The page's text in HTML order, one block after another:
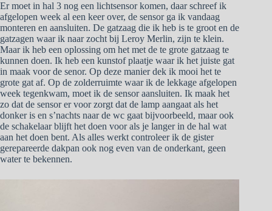
Er moet in hal 3 nog een lichtsensor komen, daar schreef ik
afgelopen week al een keer over, de sensor ga ik vandaag
monteren en aansluiten. De gatzaag die ik heb is te groot en de
gatzagen waar ik naar zocht bij Leroy Merlin, zijn te klein.
Maar ik heb een oplossing om het met de te grote gatzaag te
kunnen doen. Ik heb een kunstof plaatje waar ik het juiste gat
in maak voor de senor. Op deze manier dek ik mooi het te
grote gat af. Op de zolderruimte waar ik de lekkage afgelopen
week tegenkwam, moet ik de sensor aansluiten. Ik maak het
zo dat de sensor er voor zorgt dat de lamp aangaat als het
donker is en s’nachts naar de wc gaat bijvoorbeeld, maar ook
de schakelaar blijft het doen voor als je langer in de hal wat
aan het doen bent. Als alles werkt controleer ik de gister
gerepareerde dakpan ook nog even van de onderkant, geen
water te bekennen.